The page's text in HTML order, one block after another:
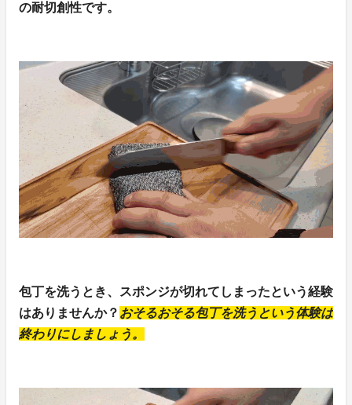
の耐切創性です。
包丁を洗うとき、スポンジが切れてしまったという経験
はありませんか？ おそるおそる包丁を洗うという体験は
終わりにしましょう。